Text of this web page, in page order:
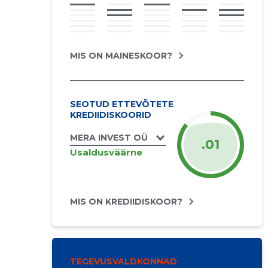
MIS ON MAINESKOOR?
SEOTUD ETTEVÕTETE
KREDIIDISKOORID
MERA INVEST OÜ
Usaldusväärne .01
MIS ON KREDIIDISKOOR?
TEGEVUSVALDKONNAD